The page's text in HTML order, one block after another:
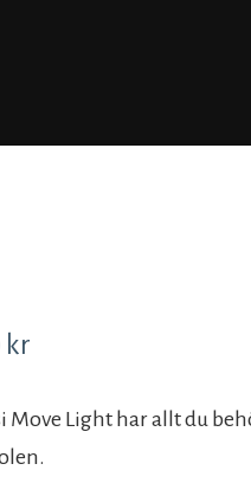
kr
Move Light har allt du